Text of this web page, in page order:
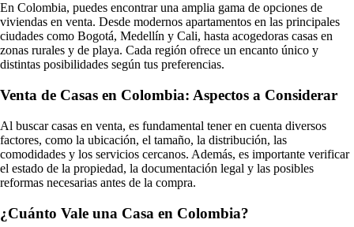
En Colombia, puedes encontrar una amplia gama de opciones de
viviendas en venta. Desde modernos apartamentos en las principales
ciudades como Bogotá, Medellín y Cali, hasta acogedoras casas en
zonas rurales y de playa. Cada región ofrece un encanto único y
distintas posibilidades según tus preferencias.
Venta de Casas en Colombia: Aspectos a Considerar
Al buscar casas en venta, es fundamental tener en cuenta diversos
factores, como la ubicación, el tamaño, la distribución, las
comodidades y los servicios cercanos. Además, es importante verificar
el estado de la propiedad, la documentación legal y las posibles
reformas necesarias antes de la compra.
¿Cuánto Vale una Casa en Colombia?